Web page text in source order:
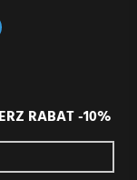
RABAT -10%